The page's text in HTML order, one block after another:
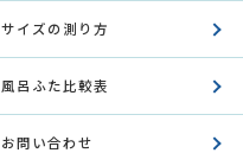
サイズの測り方
風呂ふた比較表
お問い合わせ